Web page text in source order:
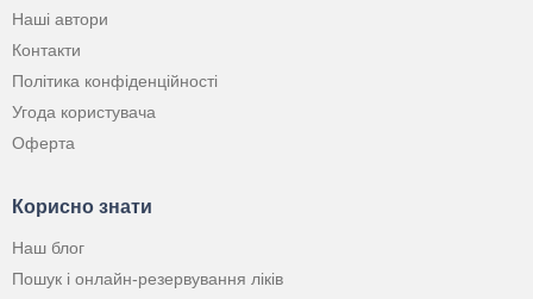
Наші автори
Контакти
Політика конфіденційності
Угода користувача
Оферта
Корисно знати
Наш блог
Пошук і онлайн-резервування ліків